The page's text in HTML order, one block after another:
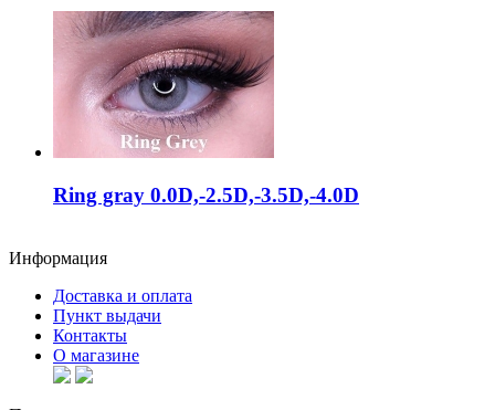
Ring gray 0.0D,-2.5D,-3.5D,-4.0D
Информация
Доставка и оплата
Пункт выдачи
Контакты
О магазине